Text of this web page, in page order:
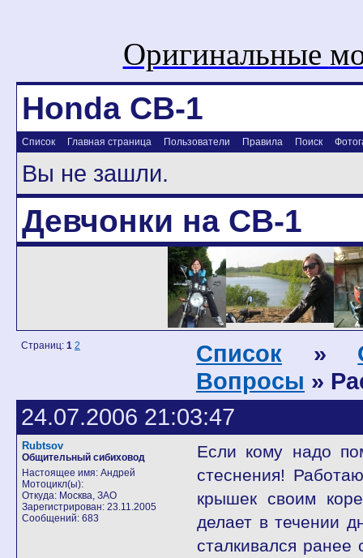
Оригинальные
Honda CB-1
Список Главная страница Пользователи Правила Поиск
Вы не зашли.
Девчонки на CB-1
Страниц: 1 2 Список »
Вопросы »
24.07.2006 21:03:47
Rubtsov
Общительный сибиховод
Настоящее имя: Андрей
Мотоцикл(ы):
Откуда: Москва, ЗАО
Зарегистрирован: 23.11.2005
Сообщений: 683
Если кому надо
стеснения!
крышек своим
делает в течении
сталкивался